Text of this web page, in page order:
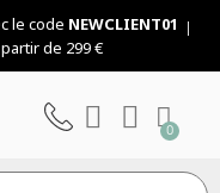
le code NEWCLIENT01
de 299 €